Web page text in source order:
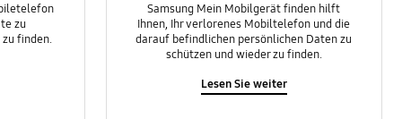
zu
finden.
Samsung Mein Mobilgerät finden hilft
Ihnen, Ihr verlorenes Mobiltelefon und die
darauf befindlichen persönlichen Daten zu
schützen und wieder zu finden.
Lesen Sie weiter